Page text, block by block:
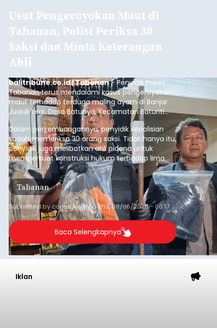
Usut Pengeroyokan Maut di
Tabanan, Polisi Periksa 30
Saksi dan Minta Keterangan
Ahli
balitribune.co.id | Tabanan- Penyidik Polres
Tabanan terus mendalami kasus pengeroyokan
maut terhadap terduga maling ayam di Banjar
Juwuk Legi, Desa Batunya, Kecamatan Baturiti
yang terjadi beberapa waktu lalu.
Dalam perkembangannya, penyidik kepolisian
sudah memeriksa 30 orang saksi. Tidak hanya itu,
penyidik juga melibatkan ahli pidana untuk
memperkuat konstruksi hukum terhadap lima
orang tersangka yang saat ini ditahan.
Tabanan
Submitted bycontributoronThu, 08/06/2026 - 06:17
Baca Selengkapnya
Iklan